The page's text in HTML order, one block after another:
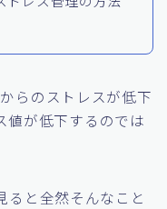
らのストレスが低下
値が低下するのでは
ると全然そんなこと